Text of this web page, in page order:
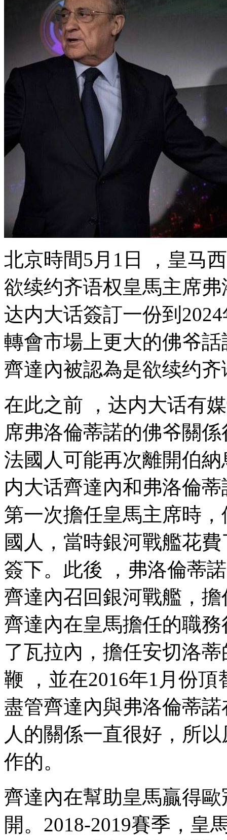
北京時間5月1日 ，皇马
欲续约齐语权皇馬主席弗
达内大话簽訂一份到2024
轉會市場上更大的佛爷話語
齊達內被認為是欲续约齐
在此之前 ，达内大话有
席弗洛倫蒂諾的佛爷關係很
法國人可能再次離開伯納烏
内大话齊達內和弗洛倫蒂
第一次擔任皇馬主席時
國人，當時銀河戰艦
簽下 。此後 ，弗洛
齊達內召回銀河戰艦，擔
齊達內在皇馬擔任的職務很
了瓦拉內，擔任安切洛
鞭 ，並在2016年1月份頂
盡管齊達內與弗洛倫蒂諾
人的關係一直很好，所
作的。
齊達內在幫助皇馬贏得歐
開。2018-2019賽季